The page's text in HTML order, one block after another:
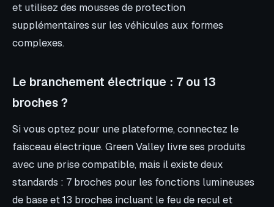
et utilisez des mousses de protection
supplémentaires sur les véhicules aux formes
complexes.
Le branchement électrique : 7 ou 13
broches ?
Si vous optez pour une plateforme, connectez le
faisceau électrique. Green Valley livre ses produits
avec une prise compatible, mais il existe deux
standards : 7 broches pour les fonctions lumineuses
de base et 13 broches incluant le feu de recul et